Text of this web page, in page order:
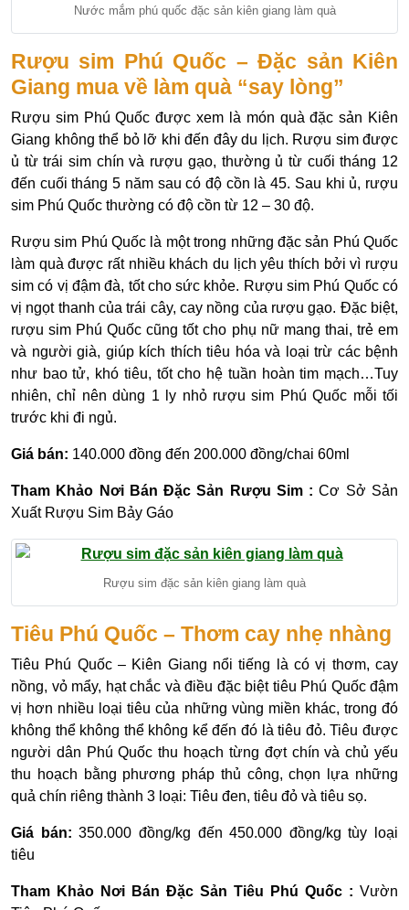
Nước mắm phú quốc đặc sản kiên giang làm quà
Rượu sim Phú Quốc – Đặc sản Kiên
Giang mua về làm quà “say lòng”
Rượu sim Phú Quốc được xem là món quà đặc sản Kiên
Giang không thể bỏ lỡ khi đến đây du lịch. Rượu sim được
ủ từ trái sim chín và rượu gạo, thường ủ từ cuối tháng 12
đến cuối tháng 5 năm sau có độ cồn là 45. Sau khi ủ, rượu
sim Phú Quốc thường có độ cồn từ 12 – 30 độ.
Rượu sim Phú Quốc là một trong những đặc sản Phú Quốc
làm quà được rất nhiều khách du lịch yêu thích bởi vì rượu
sim có vị đậm đà, tốt cho sức khỏe. Rượu sim Phú Quốc có
vị ngọt thanh của trái cây, cay nồng của rượu gạo. Đặc biệt,
rượu sim Phú Quốc cũng tốt cho phụ nữ mang thai, trẻ em
và người già, giúp kích thích tiêu hóa và loại trừ các bệnh
như bao tử, khó tiêu, tốt cho hệ tuần hoàn tim mạch…Tuy
nhiên, chỉ nên dùng 1 ly nhỏ rượu sim Phú Quốc mỗi tối
trước khi đi ngủ.
Giá bán: 140.000 đồng đến 200.000 đồng/chai 60ml
Tham Khảo Nơi Bán Đặc Sản Rượu Sim :Cơ Sở Sản
Xuất Rượu Sim Bảy Gáo
Rượu sim đặc sản kiên giang làm quà
Tiêu Phú Quốc – Thơm cay nhẹ nhàng
Tiêu Phú Quốc – Kiên Giang nổi tiếng là có vị thơm, cay
nồng, vỏ mẩy, hạt chắc và điều đặc biệt tiêu Phú Quốc đậm
vị hơn nhiều loại tiêu của những vùng miền khác, trong đó
không thể không thể không kể đến đó là tiêu đỏ. Tiêu được
người dân Phú Quốc thu hoạch từng đợt chín và chủ yếu
thu hoạch bằng phương pháp thủ công, chọn lựa những
quả chín riêng thành 3 loại: Tiêu đen, tiêu đỏ và tiêu sọ.
Giá bán:350.000 đồng/kg đến 450.000 đồng/kg tùy loại
tiêu
Tham Khảo Nơi Bán Đặc Sản Tiêu Phú Quốc : Vườn